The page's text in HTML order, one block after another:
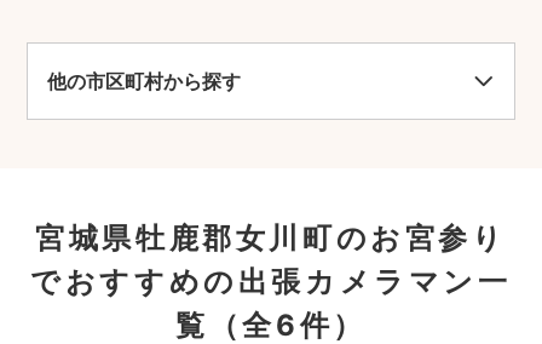
他の市区町村から探す
宮城県牡鹿郡女川町のお宮参り
でおすすめの出張カメラマン一
覧
（全6件）